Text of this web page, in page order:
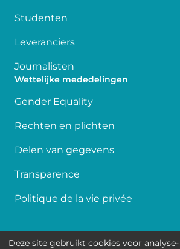
Studenten
Leveranciers
Journalisten
Wettelijke mededelingen
Gender Equality
Rechten en plichten
Delen van gegevens
Transparence
Politique de la vie privée
Toegankelijkheid
Deze site gebruikt cookies voor